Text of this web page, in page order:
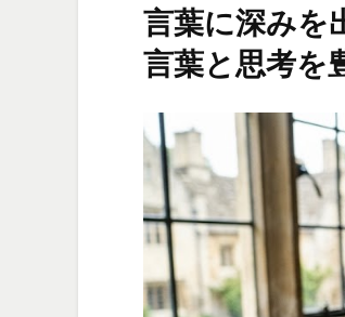
言葉に深みを
言葉と思考を